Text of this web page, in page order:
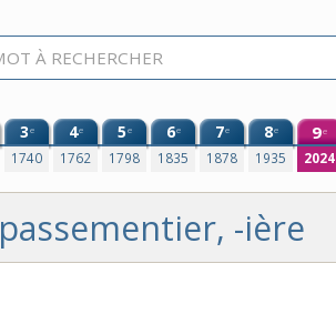
3e
1740
4e
1762
5e
1798
6e
1835
7e
1878
8e
1935
9e
2024
passementier, -ière